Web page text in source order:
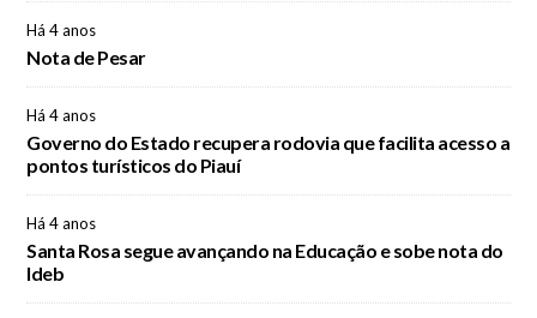
Há 4 anos
Nota de Pesar
Há 4 anos
Governo do Estado recupera rodovia que facilita acesso a
pontos turísticos do Piauí
Há 4 anos
Santa Rosa segue avançando na Educação e sobe nota do
Ideb